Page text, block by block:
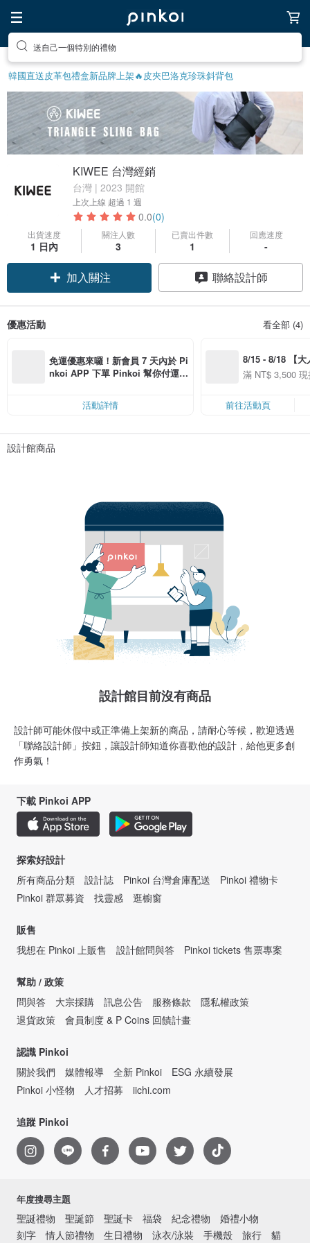
送自己一個特別的禮物
韓國直送皮革包禮盒新品牌上架🔥皮夾巴洛克珍珠斜背包
KIWEE 台灣經銷
台灣 | 2023 開館
上次上線 超過 1 週
0.0(0)
出貨速度
1 日內
關注人數
3
已賣出件數
1
回應速度
-
加入關注 聯絡設計師
優惠活動 看全部 (4)
免運優惠來囉！新會員 7 天內於 Pi
nkoi APP 下單 Pinkoi 幫你付運
活動詳情
8/15 - 8/18 【大
季】滿
50
滿 NT$ 3,500
前往活動頁
設計館商品
設計館目前沒有商品
設計師可能休假中或正準備上架新的商品，請耐心等候，歡迎透過
「聯絡設計師」按鈕，讓設計師知道你喜歡他的設計，給他更多創
作勇氣！
下載 Pinkoi APP
探索好設計
所有商品分類
設計誌 Pinkoi 台灣倉庫配送
Pinkoi 禮物卡
Pinkoi 群眾募資
找靈感 逛櫥窗
販售
我想在 Pinkoi 上販售
設計館問與答 Pinkoi tickets 售票專案
幫助 / 政策
問與答
大宗採購 訊息公告 服務條款
隱私權政策
退貨政策
會員制度 & P Coins 回饋計畫
認識 Pinkoi
關於我們
媒體報導 全新 Pinkoi
ESG 永續發展
Pinkoi 小怪物
人才招募 iichi.com
追蹤 Pinkoi
年度搜尋主題
聖誕禮物 聖誕節 聖誕卡 福袋 紀念禮物
婚禮小物
刻字
情人節禮物 生日禮物 泳衣/泳裝 手機殼 旅行 貓